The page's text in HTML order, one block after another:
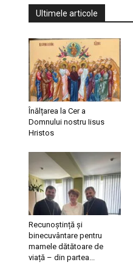
Ultimele articole
Înălțarea la Cer a
Domnului nostru Iisus
Hristos
Recunoștință și
binecuvântare pentru
mamele dătătoare de
viață – din partea...